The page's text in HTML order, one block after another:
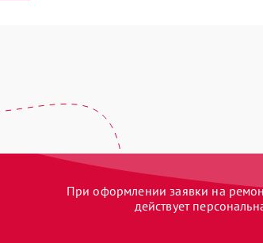
При оформлении заявки на
действует